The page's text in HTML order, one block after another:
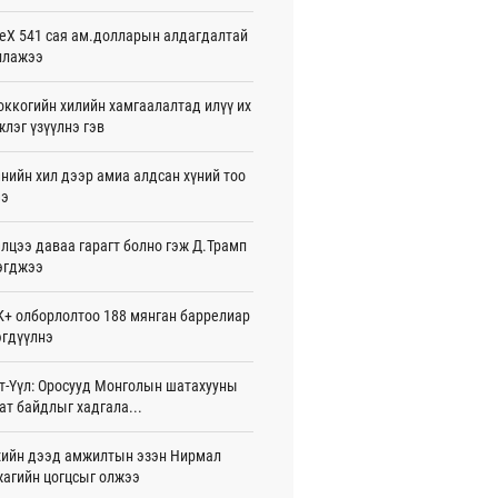
08 цаг 54 мин
хот 2028 онд шинэ ДЦС-тай
07 цаг 51 мин
07 цаг 48 мин
Энэ намрын экспортын
Монголд боломж олгож болох юм
өдөртөө 30 хэм дулаан
07 цаг 38 мин
болох талбайг Элчин сайд,
төлөөлөгчийн газрын
танилцуулав
08-06
541 сая ам.долларын алдагдалтай
хилийн хамгаалалтад илүү их
үзүүлнэ гэв
хил дээр амиа алдсан хүний тоо
даваа гарагт болно гэж Д.Трамп
олборлолтоо 188 мянган баррелиар
Үүл: Оросууд Монголын шатахууны
байдлыг хадгала...
дээд амжилтын эзэн Нирмал
цогцсыг олжээ